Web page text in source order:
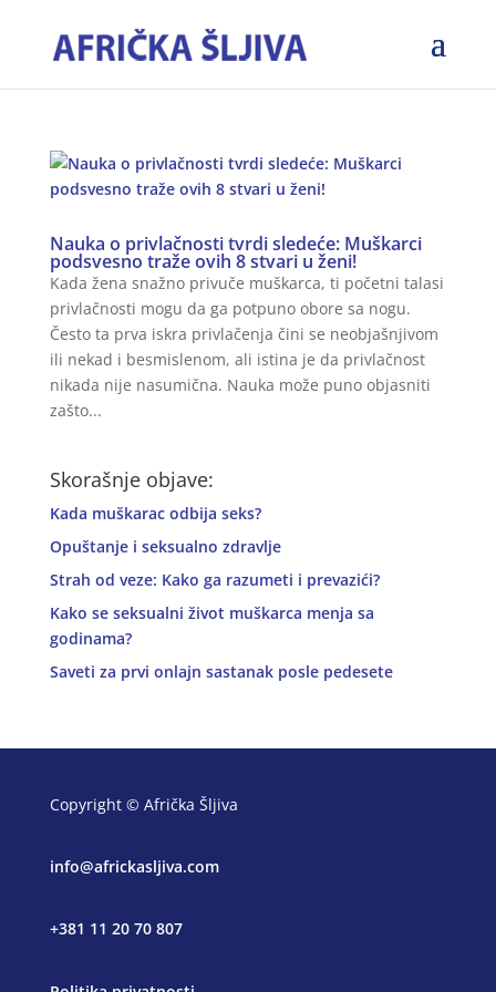
Nauka o privlačnosti tvrdi sledeće: Muškarci
podsvesno traže ovih 8 stvari u ženi!
Kada žena snažno privuče muškarca, ti početni talasi
privlačnosti mogu da ga potpuno obore sa nogu.
Često ta prva iskra privlačenja čini se neobjašnjivom
ili nekad i besmislenom, ali istina je da privlačnost
nikada nije nasumična. Nauka može puno objasniti
zašto...
Skorašnje objave:
Kada muškarac odbija seks?
Opuštanje i seksualno zdravlje
Strah od veze: Kako ga razumeti i prevazići?
Kako se seksualni život muškarca menja sa
godinama?
Saveti za prvi onlajn sastanak posle pedesete
Copyright © Afrička Šljiva
info@africkasljiva.com
+381 11 20 70 807